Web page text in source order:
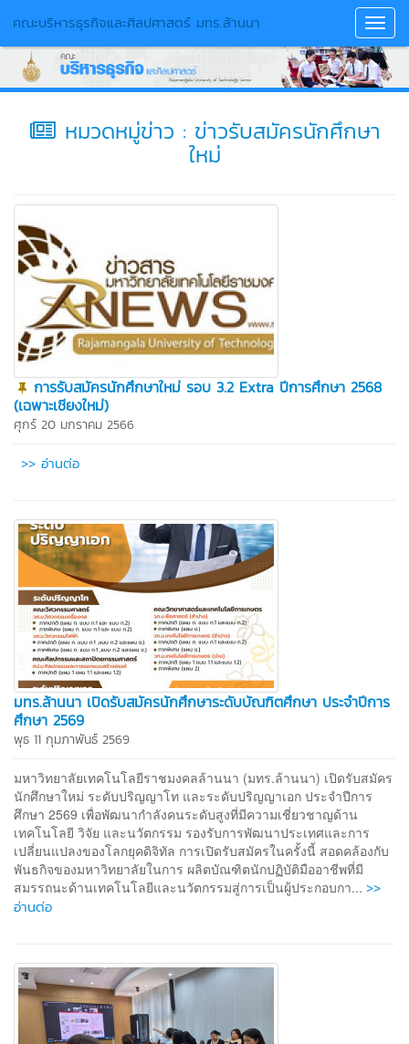
คณะบริหารธุรกิจและศิลปศาสตร์ มทร.ล้านนา
หมวดหมู่ข่าว : ข่าวรับสมัครนักศึกษา
ใหม่
การรับสมัครนักศึกษาใหม่ รอบ 3.2 Extra ปีการศึกษา 2568
(เฉพาะเชียงใหม่)
ศุกร์ 20 มกราคม 2566
>> อ่านต่อ
มทร.ล้านนา เปิดรับสมัครนักศึกษาระดับบัณฑิตศึกษา ประจำปีการ
ศึกษา 2569
พุธ 11 กุมภาพันธ์ 2569
มหาวิทยาลัยเทคโนโลยีราชมงคลล้านนา (มทร.ล้านนา) เปิดรับสมัคร
นักศึกษาใหม่ ระดับปริญญาโท และระดับปริญญาเอก ประจำปีการ
ศึกษา 2569 เพื่อพัฒนากำลังคนระดับสูงที่มีความเชี่ยวชาญด้าน
เทคโนโลยี วิจัย และนวัตกรรม รองรับการพัฒนาประเทศและการ
เปลี่ยนแปลงของโลกยุคดิจิทัล การเปิดรับสมัครในครั้งนี้ สอดคล้องกับ
พันธกิจของมหาวิทยาลัยในการ ผลิตบัณฑิตนักปฏิบัติมืออาชีพที่มี
สมรรถนะด้านเทคโนโลยีและนวัตกรรมสู่การเป็นผู้ประกอบกา... >>
อ่านต่อ